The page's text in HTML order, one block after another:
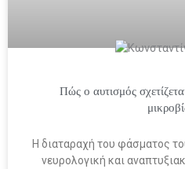
Πώς ο αυτισμός
Η διαταραχή του φάσματος
νευρολογική και